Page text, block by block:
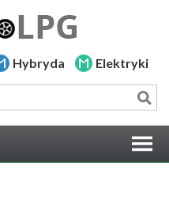
Hybryda Elektryki